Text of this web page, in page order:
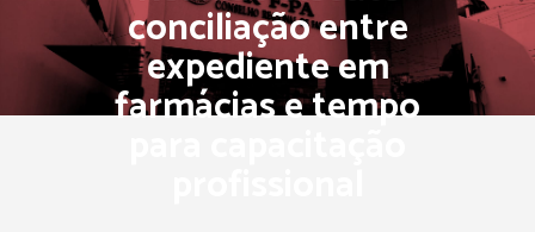
conciliação entre
expediente em
farmácias e tempo